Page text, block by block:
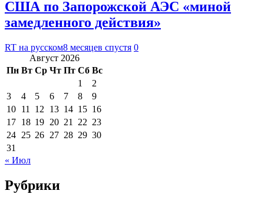
США по Запорожской АЭС «миной
замедленного действия»
RT на русском8 месяцев спустя 0
Август 2026
Пн Вт Ср Чт Пт Сб Вс
1
2
3
4 5 6 7 8
9
10 11 12 13 14 15 16
17 18 19 20 21 22 23
24 25 26 27 28 29 30
31
« Июл
Рубрики